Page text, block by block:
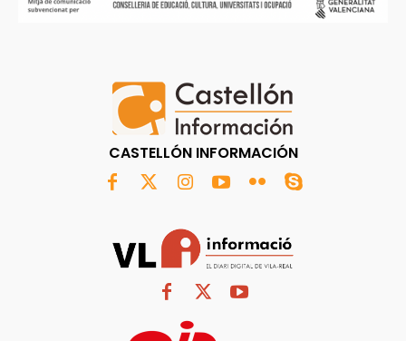
CASTELLÓN INFORMACIÓN